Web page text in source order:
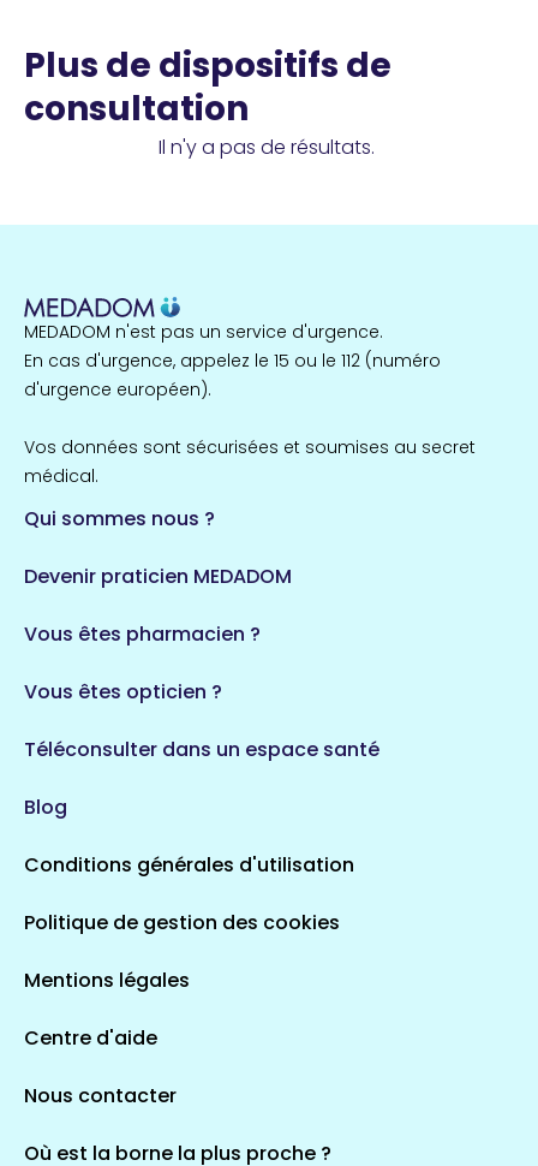
Plus de dispositifs de
consultation
Il n'y a pas de résultats.
MEDADOM n'est pas un service d'urgence.
En cas d'urgence, appelez le 15 ou le 112 (numéro
d'urgence européen).
Vos données sont sécurisées et soumises au secret
médical.
Qui sommes nous ?
Devenir praticien MEDADOM
Vous êtes pharmacien ?
Vous êtes opticien ?
Téléconsulter dans un espace santé
Blog
Conditions générales d'utilisation
Politique de gestion des cookies
Mentions légales
Centre d'aide
Nous contacter
Où est la borne la plus proche ?